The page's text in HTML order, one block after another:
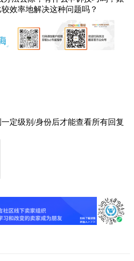
效率地解决这种问题吗？
定级别/身份后才能查看所有回复